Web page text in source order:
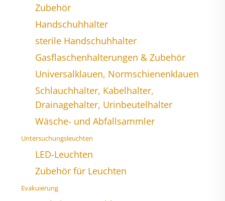
Zubehör
Handschuhhalter
sterile Handschuhhalter
Gasflaschenhalterungen & Zubehör
Universalklauen, Normschienenklauen
Schlauchhalter, Kabelhalter,
Drainagehalter, Urinbeutelhalter
Wäsche- und Abfallsammler
Untersuchungsleuchten
LED-Leuchten
Zubehör für Leuchten
Evakuierung